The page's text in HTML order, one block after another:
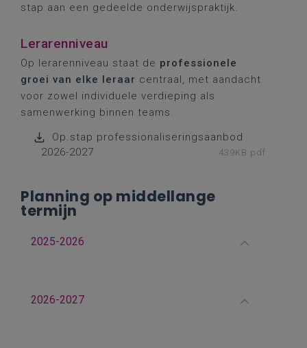
stap aan een gedeelde onderwijspraktijk.
Lerarenniveau
Op lerarenniveau staat de professionele
groei van elke leraar centraal, met aandacht
voor zowel individuele verdieping als
samenwerking binnen teams.
Op.stap professionaliseringsaanbod
2026-2027
439KB pdf
Planning op middellange
termijn
2025-2026
2026-2027